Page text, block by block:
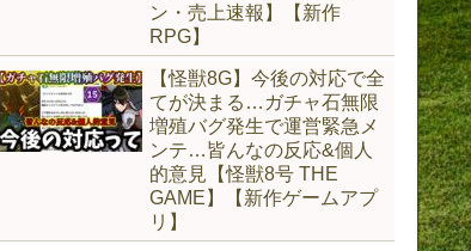
ン・売上速報】【新作
RPG】
【怪獣8G】今後の対応で全
てが決まる…ガチャ石無限
増殖バグ発生で運営緊急メ
ンテ…皆んなの反応&個人
的意見【怪獣8号 THE
GAME】【新作ゲームアプ
リ】